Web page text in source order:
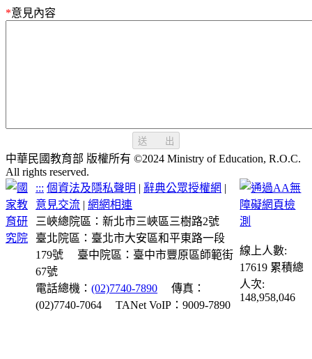
*意見內容
送 出
中華民國教育部 版權所有 ©2024 Ministry of Education, R.O.C.
All rights reserved.
::: 個資法及隱私聲明 | 辭典公眾授權網 |
意見交流 |網網相連
三峽總院區：新北市三峽區三樹路2號
臺北院區：臺北市大安區和平東路一段
179號
臺中院區：臺中市豐原區師範街
67號
電話總機：(02)7740-7890
傳真：
(02)7740-7064
TANet VoIP：9009-7890
線上人數:
17619 累積總
人次:
148,958,046